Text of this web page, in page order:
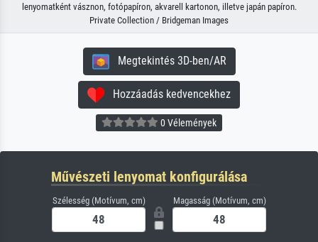
lenyomatként vásznon, fotópapíron, akvarell kartonon, illetve japán papíron.
Private Collection / Bridgeman Images
Megtekintés 3D-ben/AR
Hozzáadás kedvencekhez
0 Vélemények
Művészeti lenyomat konfigurálása
Szélesség (Motívum, cm) Magasság (Motívum, cm)